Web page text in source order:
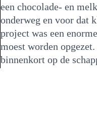
een chocolade- en
onderweg en voor dat
project was een
moest worden
binnenkort op de